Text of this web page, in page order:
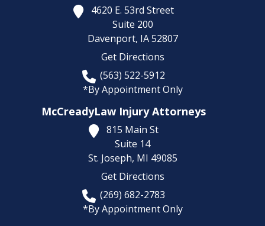
4620 E. 53rd Street
Suite 200
Davenport, IA 52807
Get Directions
(563) 522-5912
*By Appointment Only
McCreadyLaw Injury Attorneys
815 Main St
Suite 14
St. Joseph, MI 49085
Get Directions
(269) 682-2783
*By Appointment Only